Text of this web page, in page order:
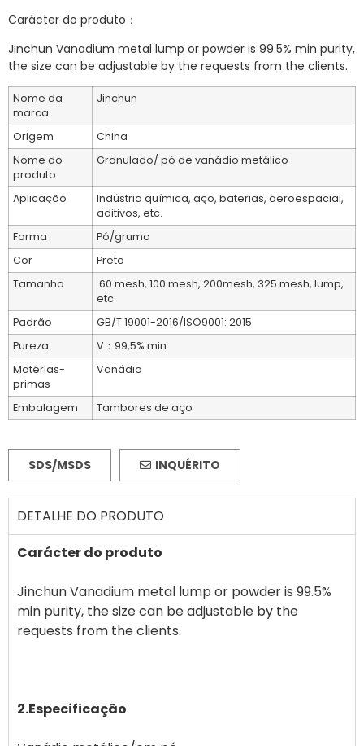
Carácter do produto：
Jinchun Vanadium metal lump or powder is 99.5% min purity,
the size can be adjustable by the requests from the clients.
Nome da
marca
Jinchun
Origem
China
Nome do
produto
Granulado/ pó de vanádio metálico
Aplicação
Indústria química, aço, baterias, aeroespacial,
aditivos, etc.
Forma
Pó/grumo
Cor
Preto
Tamanho
60 mesh, 100 mesh, 200mesh, 325 mesh, lump,
etc.
Padrão
GB/T 19001-2016/ISO9001: 2015
Pureza
V：99,5% min
Matérias-
primas
Vanádio
Embalagem Tambores de aço
SDS/MSDS INQUÉRITO
DETALHE DO PRODUTO
Carácter do produto
Jinchun Vanadium metal lump or powder is 99.5%
min purity, the size can be adjustable by the
requests from the clients.
2.Especificação